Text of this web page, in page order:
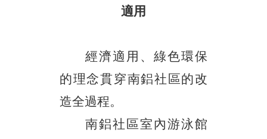
適用
經濟適用、綠色環保
的理念貫穿南鋁社區的改
造全過程。
南鋁社區室內游泳館